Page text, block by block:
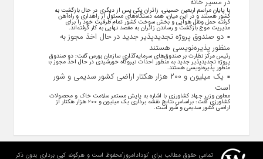
با پایان مراسم اربعین حسینی، زائران یکی پس از دیگری در حال بازگشت به
کشور هستند و در این میان، همه دستگاه‌های مسئول از راهداری و راه‌آهن
گرفته حمل ونقل هوایی و بخش سوخت کشور تمام ظرفیت خود را برای
مدیریت موج بازگشت و رساندن زائران به مقصد نهایی به کار گرفته‌اند.
دو صندوق پروژه تجدیدپذیر جدید در حال اخذ مجوز به
منظور پذیره‌نویسی هستند
رئیس مرکز نظارت بر صندوق‌های سرمایه‌گذاری سازمان بورس گفت: دو صندوق
پروژه تجدیدپذیر جدید به منظور احداث نیروگاه خورشیدی در حال اخذ مجوز به
منظور پذیره‌نویسی هستند.
یک میلیون و ۲۰۰ هزار هکتار اراضی کشور سدیمی و شور
است
معاون وزیر جهاد کشاورزی با اشاره به پایش مستمر سلامت خاک و محصولات
کشاورزی گفت: براساس نتایج نقشه برداری یک میلیون و ۲۰۰ هزار هکتار از
اراضی کشور سدیمی و شور است.
تمامی حقوق مطالب برای "نودادامروز"محفوظ است و هرگونه کپی برداری بدون ذکر